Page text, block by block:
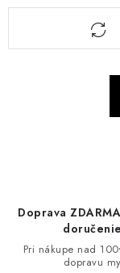
O
Doprava
Pri nákupe nad
dopravu